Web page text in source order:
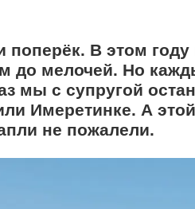
поперёк. В этом
до мелочей. Но
мы с супругой
Имеретинке. А
не пожалели.